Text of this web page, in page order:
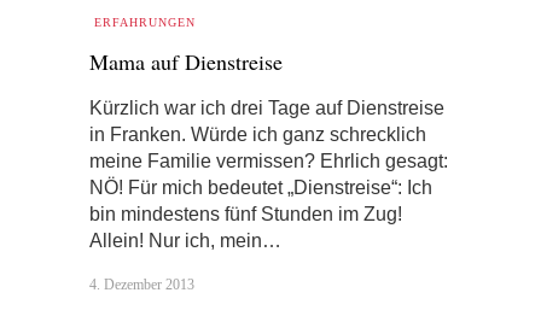
ERFAHRUNGEN
Mama auf Dienstreise
Kürzlich war ich drei Tage auf Dienstreise
in Franken. Würde ich ganz schrecklich
meine Familie vermissen? Ehrlich gesagt:
NÖ! Für mich bedeutet „Dienstreise“: Ich
bin mindestens fünf Stunden im Zug!
Allein! Nur ich, mein…
4. Dezember 2013